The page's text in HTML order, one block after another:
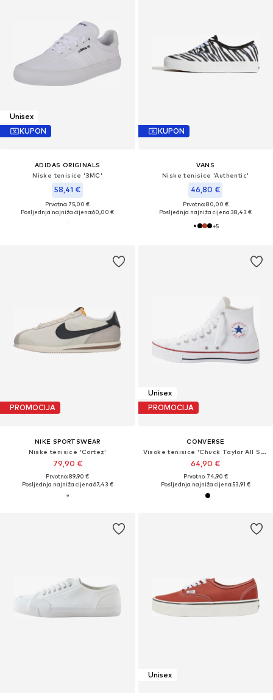
Unisex
KUPON
ADIDAS ORIGINALS
Niske tenisice '3MC'
58,41 €
Prvotno: 75,00 €
Posljednja najniža cijena:60,00 €
KUPON
VANS
Niske tenisice 'Authentic'
46,80 €
Prvotno: 80,00 €
Posljednja najniža cijena:38,43 €
+5
PROMOCIJA
NIKE SPORTSWEAR
Niske tenisice 'Cortez'
79,90 €
Prvotno: 89,90 €
Posljednja najniža cijena:67,43 €
Unisex
PROMOCIJA
CONVERSE
Visoke tenisice 'Chuck Taylor All Star'
64,90 €
Prvotno: 74,90 €
Posljednja najniža cijena:53,91 €
Unisex